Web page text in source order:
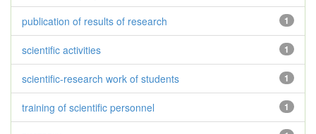
1
publication of results of research
1
scientific activities
1
scientific-research work of students
1
training of scientific personnel